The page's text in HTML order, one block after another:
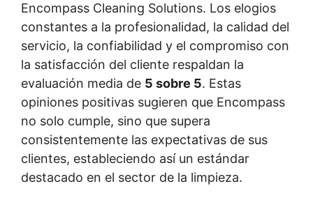
Encompass Cleaning Solutions. Los elogios
constantes a la profesionalidad, la calidad del
servicio, la confiabilidad y el compromiso con
la satisfacción del cliente respaldan la
evaluación media de 5 sobre 5. Estas
opiniones positivas sugieren que Encompass
no solo cumple, sino que supera
consistentemente las expectativas de sus
clientes, estableciendo así un estándar
destacado en el sector de la limpieza.